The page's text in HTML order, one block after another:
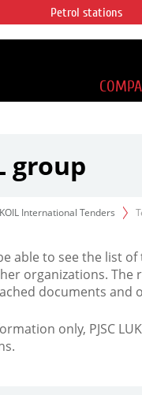
for
of proved
Petrol stations
group
International Tenders
able to see the list of
organizations.
documents and
only, PJSC